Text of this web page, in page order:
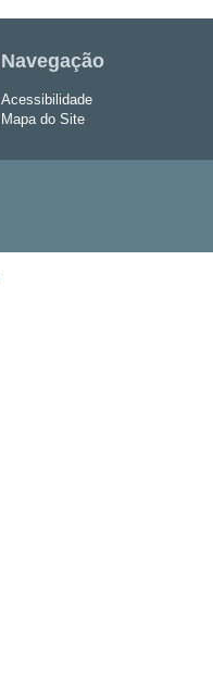
Navegação
Acessibilidade
Mapa do Site